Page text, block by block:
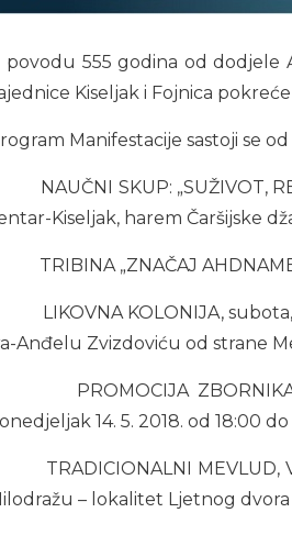
povodu 555 godina od dodjele
Kiseljak i Fojnica
Manifestacije sastoji se
SKUP: „SUŽIVOT,
Kiseljak, harem Čaršijske
„ZNAČAJ AHDNAME
KOLONIJA, subota,
Anđelu Zvizdoviću od strane
PROMOCIJA ZBORNIKA S
14. 5. 2018. od 18:00
MEVLUD,
– lokalitet Ljetnog